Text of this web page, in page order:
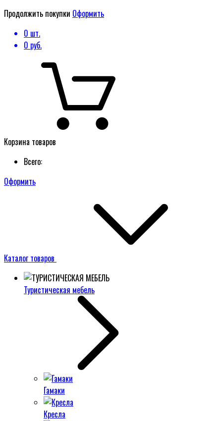
Продолжить покупки Оформить
0 шт.
0 руб.
Корзина товаров
Всего:
Оформить
Каталог товаров
Туристическая мебель
Гамаки
Кресла